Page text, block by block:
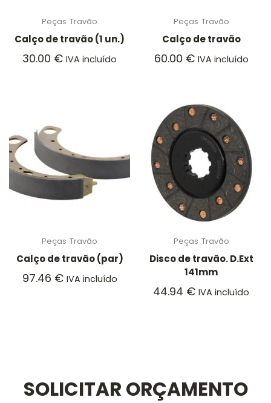
Peças Travão
Calço de travão (1 un.)
30.00 € IVA incluído
Peças Travão
Calço de travão
60.00 € IVA incluído
Peças Travão
Calço de travão (par)
97.46 € IVA incluído
Peças Travão
Disco de travão. D.Ext
141mm
44.94 € IVA incluído
SOLICITAR ORÇAMENTO